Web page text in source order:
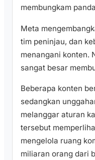
membungkam
Meta
tim peninjau, dan
menangani konten.
sangat besar
Beberapa konten
sedangkan
melanggar aturan
tersebut
mengelola ruang
miliaran orang dari